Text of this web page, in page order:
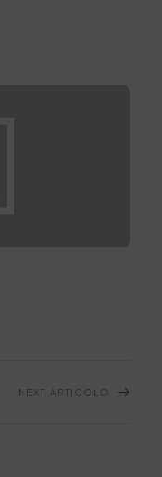
NEXT ARTICOLO